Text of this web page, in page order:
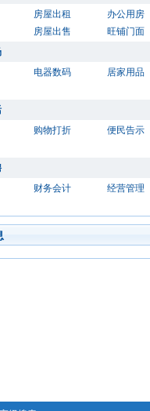
房屋出租
办公用房
房屋出售
旺铺门面
电器数码
居家用品
购物打折
便民告示
财务会计
经营管理